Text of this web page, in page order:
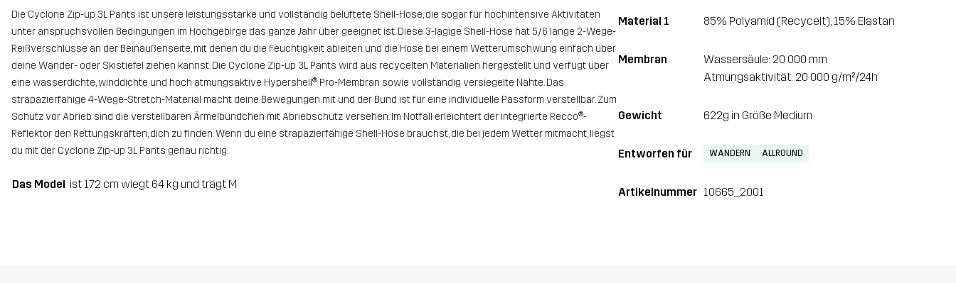
Die Cyclone Zip-up 3L Pants ist unsere leistungsstarke und vollständig belüftete Shell-Hose, die sogar für hochintensive Aktivitäten
unter anspruchsvollen Bedingungen im Hochgebirge das ganze Jahr über geeignet ist. Diese 3-lagige Shell-Hose hat 5/6 lange 2-Wege-
Reißverschlüsse an der Beinaußenseite, mit denen du die Feuchtigkeit ableiten und die Hose bei einem Wetterumschwung einfach über
deine Wander- oder Skistiefel ziehen kannst. Die Cyclone Zip-up 3L Pants wird aus recycelten Materialien hergestellt und verfügt über
eine wasserdichte, winddichte und hoch atmungsaktive Hypershell® Pro-Membran sowie vollständig versiegelte Nähte. Das
strapazierfähige 4-Wege-Stretch-Material macht deine Bewegungen mit und der Bund ist für eine individuelle Passform verstellbar. Zum
Schutz vor Abrieb sind die verstellbaren Ärmelbündchen mit Abriebschutz versehen. Im Notfall erleichtert der integrierte Recco®-
Reflektor den Rettungskräften, dich zu finden. Wenn du eine strapazierfähige Shell-Hose brauchst, die bei jedem Wetter mitmacht, liegst
du mit der Cyclone Zip-up 3L Pants genau richtig.
Das Model ist 172 cm wiegt 64 kg und trägt M
Material 1 85% Polyamid (Recycelt), 15% Elastan
Membran
Wassersäule: 20 000 mm
Atmungsaktivität: 20 000 g/m²/24h
Gewicht 622g in Größe Medium
Entworfen für WANDERN ALLROUND
Artikelnummer 10665_2001